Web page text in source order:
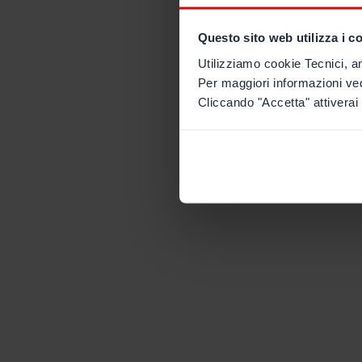
Questo sito web utilizza i
Utilizziamo cookie Tecnici,
Per maggiori informazioni
Cliccando "Accetta"